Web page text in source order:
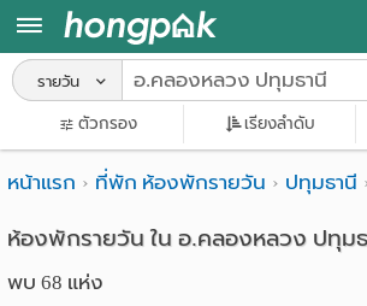
สมัครสมาชิก
เข้าสู่ระบบ
หน้า
ค้นหา
หอพัก ใกล้ฉัน
ค้นจากสถานีรถไฟฟ้า
อ
พาร์
รายวัน
ตัวกรอง เรียงลำดับ
หน้าแรก ที่พัก ห้องพักรายวัน ปทุมธานี
ห้องพักรายวัน ใน อ.คลองหลวง ปทุม
พบ 68 แห่ง